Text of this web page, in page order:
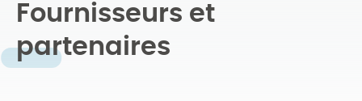
Fournisseurs et
partenaires